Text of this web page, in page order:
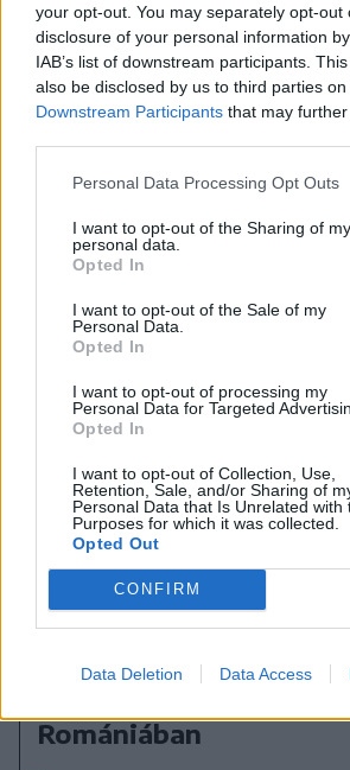
your opt-out. You may separately opt-out
disclosure of your personal information
IAB’s list of downstream participants.
also be disclosed by us to third parties on
Downstream Participants that may
Personal Data Processing Opt Outs
I want to opt-out of the Sharing of my
personal data.
Opted In
I want to opt-out of the Sale of my
Personal Data.
Opted In
I want to opt-out of processing my
Personal Data for Targeted
Opted In
I want to opt-out of Collection, Use,
Retention, Sale, and/or Sharing of
Personal Data that Is Unrelated with
Purposes for which it was collected.
Opted Out
CONFIRM
Data Deletion Data Access
hogy lehessen
alkalmazni az újonnan
bölcsődékbe
2026. augusztus 06., csütörtök
Nagyon kis
Romániában